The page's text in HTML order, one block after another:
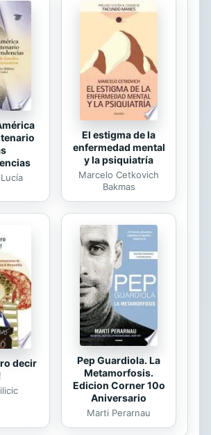
necesarios para reseñarlos? Este
libro lo intenta en una apretada
selección. Los hay de muy diversa
índole y he aquí algunos de ellos: la
explosión del acorazado Maine, el
ciclón de 1926, la desaparición del...
El estigma de la
enfermedad mental
y la psiquiatría
Marcelo Cetkovich
Bakmas
decir
Pep Guardiola. La
Metamorfosis.
Edicion Corner 10o
Aniversario
Marti Perarnau